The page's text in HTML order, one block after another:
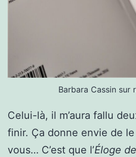
Barbara Cassin sur
Celui-là, il m’aura fallu
finir. Ça donne envie de
vous… C’est que l’Éloge